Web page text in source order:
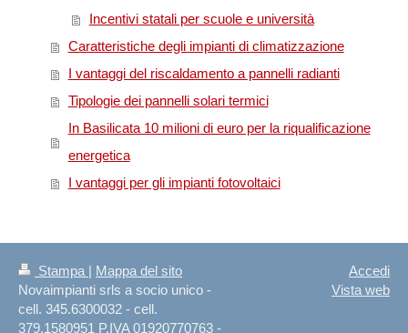
Incentivi statali per scuole e università
Caratteristiche degli impianti di climatizzazione
I vantaggi del riscaldamento a pannelli radianti
Tipologie dei pannelli solari termici
In Basilicata 10 milioni di euro per la riqualificazione
energetica
I vantaggi per gli impianti fotovoltaici
Stampa | Mappa del sito
Novaimpianti srls a socio unico -
cell. 345.6300032 - cell.
379.1580951 P.IVA 01920770763 -
Accedi
Vista web